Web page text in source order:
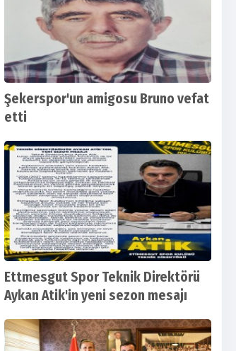
Gençlerbirliği, Çorum FK ile
Şekerspor'un amigosu Bruno vefat
etti
Ettmesgut Spor Teknik Direktörü
Aykan Atik'in yeni sezon mesajı